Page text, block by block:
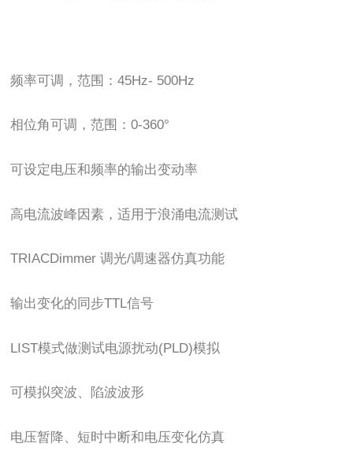
频率可调，范围：45Hz- 500Hz
相位角可调，范围：0-360°
可设定电压和频率的输出变动率
高电流波峰因素，适用于浪涌电流测试
TRIACDimmer 调光/调速器仿真功能
输出变化的同步TTL信号
LIST模式做测试电源扰动(PLD)模拟
可模拟突波、陷波波形
电压暂降、短时中断和电压变化仿真